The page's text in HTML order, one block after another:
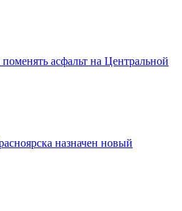
асфальт на Центральной
назначен новый